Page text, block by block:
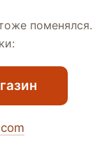
поменялся.